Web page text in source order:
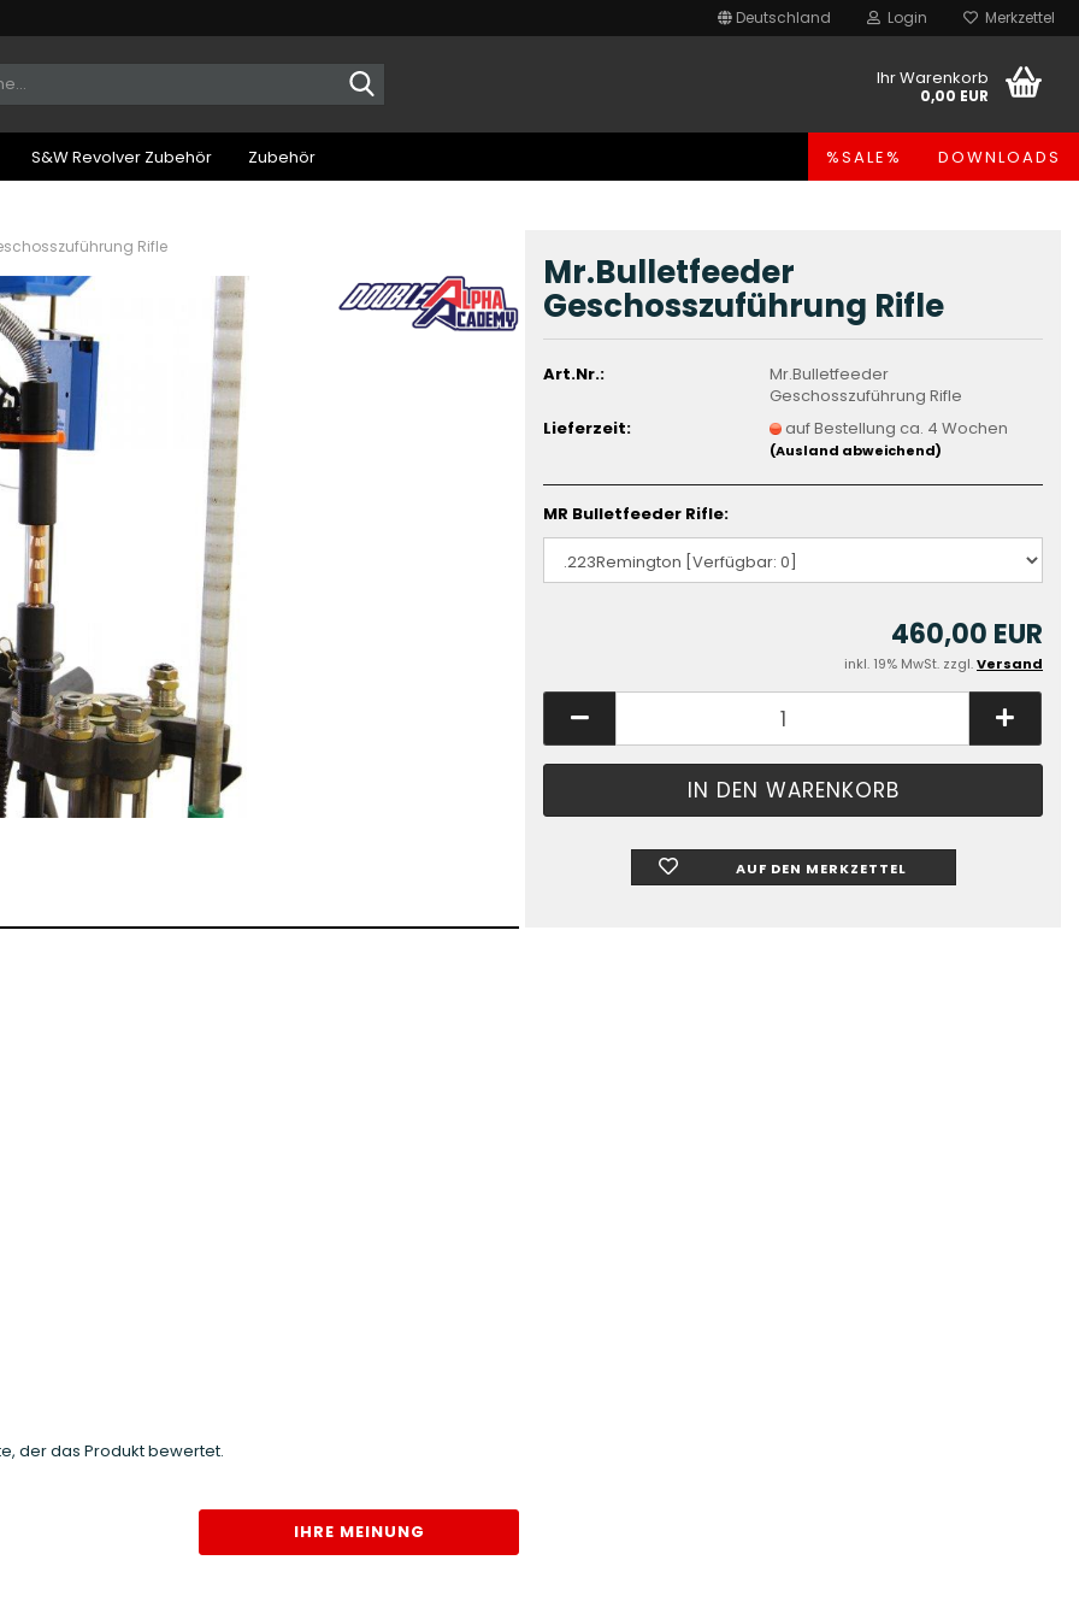
Deutschland Login Merkzettel
Suche... Ihr Warenkorb
0,00 EUR
Kurzwaffe
Zündhütchen Small
S&W Revolver Zubehör Zubehör %SALE% DOWNLOADS
Rifle
Mr.Bulletfeeder
Geschosszuführung Rifle
Art.Nr.:
Mr.Bulletfeeder
Geschosszuführung Rifle
Lieferzeit:
auf Bestellung ca. 4 Wochen
(Ausland abweichend)
MR Bulletfeeder Rifle:
460,00 EUR
inkl. 19% MwSt. zzgl.Versand
AUF DEN MERKZETTEL
der das Produkt bewertet.
IHRE MEINUNG